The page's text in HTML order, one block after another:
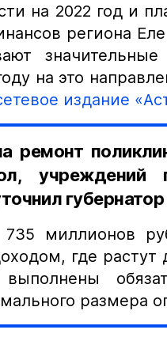
на 2022 год и
региона
на это
издание
ремонт
учреждений
735 миллионов
где растут
размера